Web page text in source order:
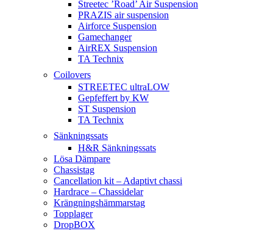
Streetec ’Road’ Air Suspension
PRAZIS air suspension
Airforce Suspension
Gamechanger
AirREX Suspension
TA Technix
Coilovers
STREETEC ultraLOW
Gepfeffert by KW
ST Suspension
TA Technix
Sänkningssats
H&R Sänkningssats
Lösa Dämpare
Chassistag
Cancellation kit – Adaptivt chassi
Hardrace – Chassidelar
Krängningshämmarstag
Topplager
DropBOX